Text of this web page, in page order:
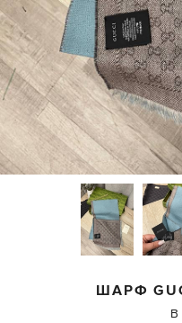
ШАРФ
В